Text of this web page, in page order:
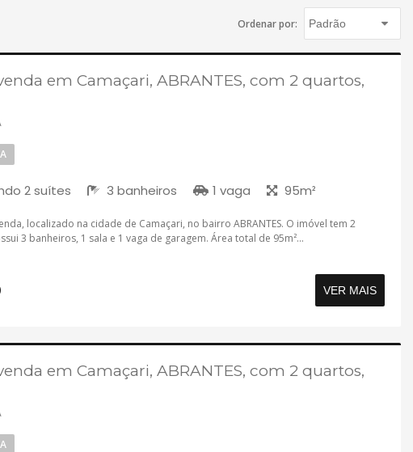
Ordenar por:
em Camaçari, ABRANTES, com 2 quartos,
2 suítes 3 banheiros 1 vaga 95m²
localizado na cidade de Camaçari, no bairro ABRANTES. O imóvel tem 2
3 banheiros, 1 sala e 1 vaga de garagem. Área total de 95m²...
VER MAIS
em Camaçari, ABRANTES, com 2 quartos,